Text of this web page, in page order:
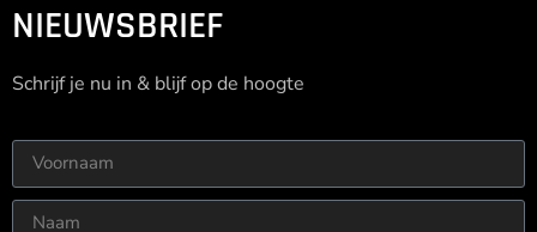
NIEUWSBRIEF
Schrijf je nu in & blijf op de hoogte